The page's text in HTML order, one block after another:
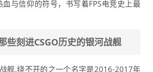
与信仰的符号，书写着FPS电竞史上最
些刻进CSGO历史的银河战舰
舰,绕不开的之一个名字是2016-2017年